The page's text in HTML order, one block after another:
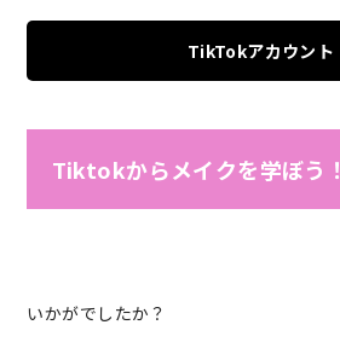
TikTokアカウント
Tiktokからメイクを学ぼう！
いかがでしたか？